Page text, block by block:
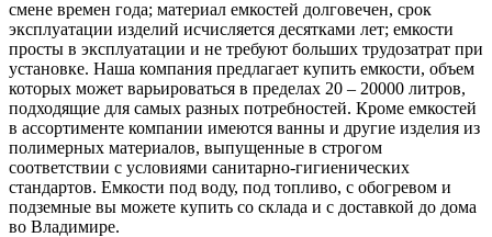
смене времен года; материал емкостей долговечен, срок
эксплуатации изделий исчисляется десятками лет; емкости
просты в эксплуатации и не требуют больших трудозатрат при
установке. Наша компания предлагает купить емкости, объем
которых может варьироваться в пределах 20 – 20000 литров,
подходящие для самых разных потребностей. Кроме емкостей
в ассортименте компании имеются ванны и другие изделия из
полимерных материалов, выпущенные в строгом
соответствии с условиями санитарно-гигиенических
стандартов. Емкости под воду, под топливо, с обогревом и
подземные вы можете купить со склада и с доставкой до дома
во Владимире.